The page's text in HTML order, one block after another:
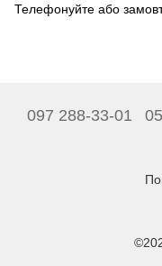
Телефонуйте або
097 288-33-01